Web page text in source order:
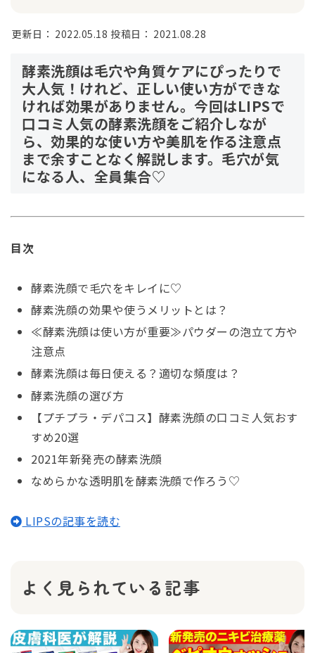
更新日： 2022.05.18 投稿日： 2021.08.28
酵素洗顔は毛穴や角質ケアにぴったりで
大人気！けれど、正しい使い方ができな
ければ効果がありません。今回はLIPSで
口コミ人気の酵素洗顔をご紹介しなが
ら、効果的な使い方や美肌を作る注意点
まで余すことなく解説します。毛穴が気
になる人、全員集合♡
目次
酵素洗顔で毛穴をキレイに♡
酵素洗顔の効果や使うメリットとは？
≪酵素洗顔は使い方が重要≫パウダーの泡立て方や
注意点
酵素洗顔は毎日使える？適切な頻度は？
酵素洗顔の選び方
【プチプラ・デパコス】酵素洗顔の口コミ人気おす
すめ20選
2021年新発売の酵素洗顔
なめらかな透明肌を酵素洗顔で作ろう♡
LIPSの記事を読む
よく見られている記事